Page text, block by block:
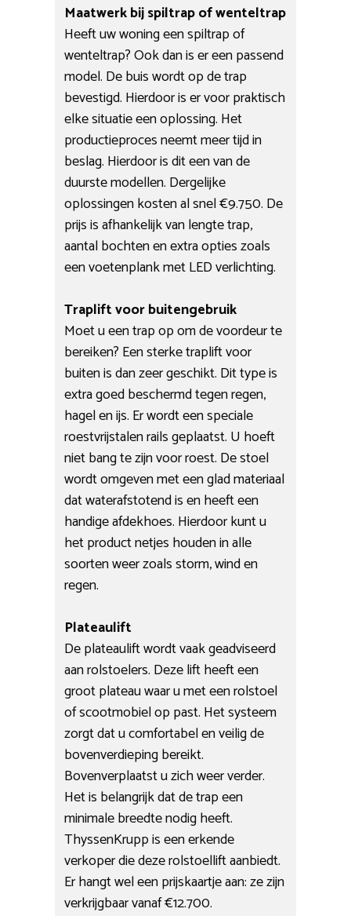
Maatwerk bij spiltrap of wenteltrap
Heeft uw woning een spiltrap of
wenteltrap? Ook dan is er een passend
model. De buis wordt op de trap
bevestigd. Hierdoor is er voor praktisch
elke situatie een oplossing. Het
productieproces neemt meer tijd in
beslag. Hierdoor is dit een van de
duurste modellen. Dergelijke
oplossingen kosten al snel €9.750. De
prijs is afhankelijk van lengte trap,
aantal bochten en extra opties zoals
een voetenplank met LED verlichting.
Traplift voor buitengebruik
Moet u een trap op om de voordeur te
bereiken? Een sterke traplift voor
buiten is dan zeer geschikt. Dit type is
extra goed beschermd tegen regen,
hagel en ijs. Er wordt een speciale
roestvrijstalen rails geplaatst. U hoeft
niet bang te zijn voor roest. De stoel
wordt omgeven met een glad materiaal
dat waterafstotend is en heeft een
handige afdekhoes. Hierdoor kunt u
het product netjes houden in alle
soorten weer zoals storm, wind en
regen.
Plateaulift
De plateaulift wordt vaak geadviseerd
aan rolstoelers. Deze lift heeft een
groot plateau waar u met een rolstoel
of scootmobiel op past. Het systeem
zorgt dat u comfortabel en veilig de
bovenverdieping bereikt.
Bovenverplaatst u zich weer verder.
Het is belangrijk dat de trap een
minimale breedte nodig heeft.
ThyssenKrupp is een erkende
verkoper die deze rolstoellift aanbiedt.
Er hangt wel een prijskaartje aan: ze zijn
verkrijgbaar vanaf €12.700.